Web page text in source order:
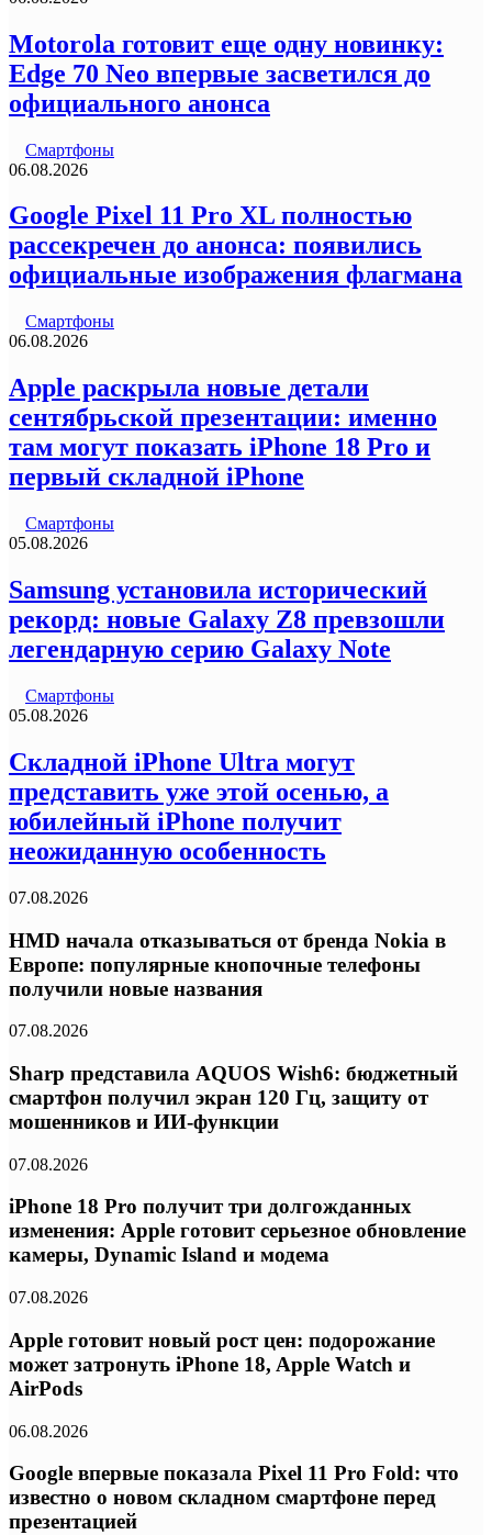
Motorola готовит еще одну новинку:
Edge 70 Neo впервые засветился до
официального анонса
Смартфоны
06.08.2026
Google Pixel 11 Pro XL полностью
рассекречен до анонса: появились
официальные изображения флагмана
Смартфоны
06.08.2026
Apple раскрыла новые детали
сентябрьской презентации: именно
там могут показать iPhone 18 Pro и
первый складной iPhone
Смартфоны
05.08.2026
Samsung установила исторический
рекорд: новые Galaxy Z8 превзошли
легендарную серию Galaxy Note
Смартфоны
05.08.2026
Складной iPhone Ultra могут
представить уже этой осенью, а
юбилейный iPhone получит
неожиданную особенность
07.08.2026
HMD начала отказываться от бренда Nokia в
Европе: популярные кнопочные телефоны
получили новые названия
07.08.2026
Sharp представила AQUOS Wish6: бюджетный
смартфон получил экран 120 Гц, защиту от
мошенников и ИИ-функции
07.08.2026
iPhone 18 Pro получит три долгожданных
изменения: Apple готовит серьезное обновление
камеры, Dynamic Island и модема
07.08.2026
Apple готовит новый рост цен: подорожание
может затронуть iPhone 18, Apple Watch и
AirPods
06.08.2026
Google впервые показала Pixel 11 Pro Fold: что
известно о новом складном смартфоне перед
презентацией